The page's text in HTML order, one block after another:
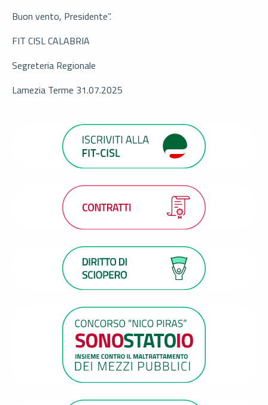
Buon vento, Presidente”.
FIT CISL CALABRIA
Segreteria Regionale
Lamezia Terme 31.07.2025